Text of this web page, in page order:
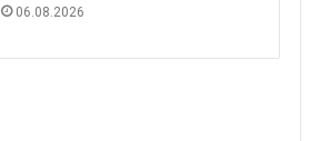
06.08.2026